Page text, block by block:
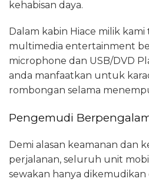
kehabisan daya.
Dalam kabin Hiace milik kami
multimedia entertainment
microphone dan USB/DVD
anda manfaatkan untuk
rombongan selama
Pengemudi
Demi alasan keamanan dan
perjalanan, seluruh unit
sewakan hanya dikemudikan